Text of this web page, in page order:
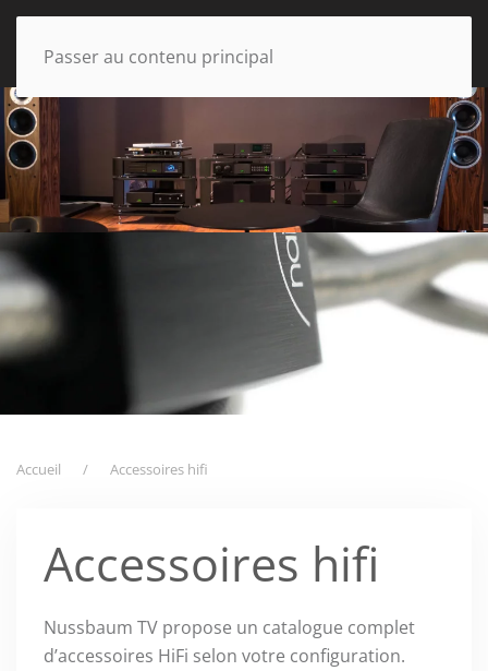
Passer au contenu principal
Accueil Accessoires hifi
Accessoires hifi
Nussbaum TV propose un catalogue complet
d’accessoires HiFi selon votre configuration.